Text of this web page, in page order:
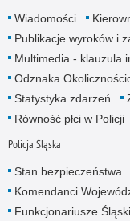
Wiadomości
Publikacje wyroków i
Multimedia - klauzula
Odznaka
Statystyka zdarzeń
Równość płci w Policji
Policja Śląska
Stan bezpieczeństwa
Komendanci
Funkcjonariusze